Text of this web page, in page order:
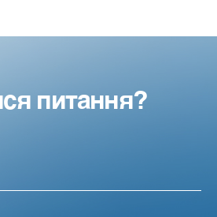
питання?